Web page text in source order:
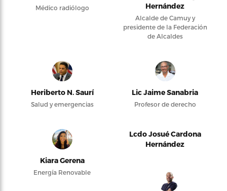
Médico radiólogo
Hernández
Alcalde de Camuy y
presidente de la Federación
de Alcaldes
Heriberto N. Saurí
Salud y emergencias
Lic Jaime Sanabria
Profesor de derecho
Kiara Gerena
Energía Renovable
Lcdo Josué Cardona
Hernández